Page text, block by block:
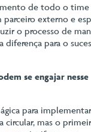
de todo o time
parceiro externo e
o processo de
diferença para o
se engajar nesse
para
mas o